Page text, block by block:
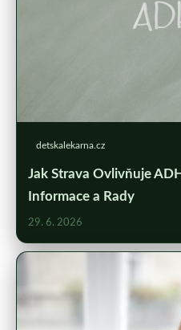
detskalekarna.cz
Jak Strava Ovlivňuje
Informace a Rady
29. 6. 2026